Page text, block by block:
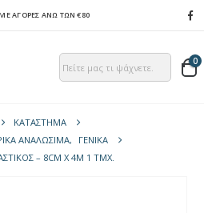
ΑΓΟΡΕΣ ΑΝΩ ΤΩΝ €80
0
ΚΑΤΆΣΤΗΜΑ
ΑΝΑΛΩΣΙΜΑ,
ΓΕΝΙΚΆ
– 8CM X 4M 1 ΤΜΧ.